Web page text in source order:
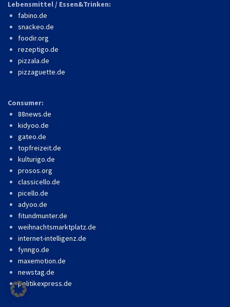
Lebensmittel / Essen&Trinken:
fabino.de
snackeo.de
foodir.org
rezeptigo.de
pizzala.de
pizzaguette.de
Consumer:
88news.de
kidyoo.de
gateo.de
topfreizeit.de
kulturigo.de
prosos.org
classicello.de
picello.de
adyoo.de
fitundmunter.de
weihnachtsmarktplatz.de
internet-intelligenz.de
fynngo.de
maxemotion.de
newstag.de
politikexpress.de